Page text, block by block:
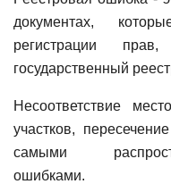
документах,
регистрации
государственный
Несоответствие
участков,
самыми
ошибками.